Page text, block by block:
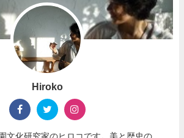
Hiroko
文化研究家のヒロコです。美と歴史の